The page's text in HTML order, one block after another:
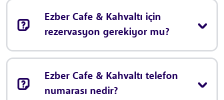
Ezber Cafe & Kahvaltı için
rezervasyon gerekiyor mu?
Ezber Cafe & Kahvaltı telefon
numarası nedir?